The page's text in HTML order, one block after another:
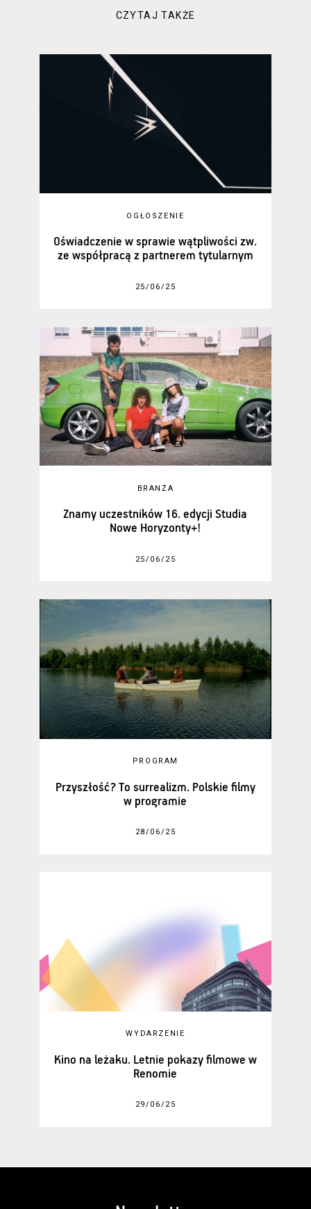
CZYTAJ TAKŻE
OGŁOSZENIE
Oświadczenie w sprawie wątpliwości zw.
ze współpracą z partnerem tytularnym
25/06/25
BRANŻA
Znamy uczestników 16. edycji Studia
Nowe Horyzonty+!
25/06/25
PROGRAM
Przyszłość? To surrealizm. Polskie filmy
w programie
28/06/25
WYDARZENIE
Kino na leżaku. Letnie pokazy filmowe w
Renomie
29/06/25